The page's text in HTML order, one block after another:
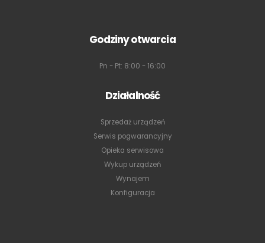
Godziny otwarcia
Pn - Pt: 8:00 - 16:00
Działalność
Sprzedaż urządzeń
Serwis pogwarancyjny
Opieka serwisowa
Wykup urządzeń
Wynajem
Konfiguracja